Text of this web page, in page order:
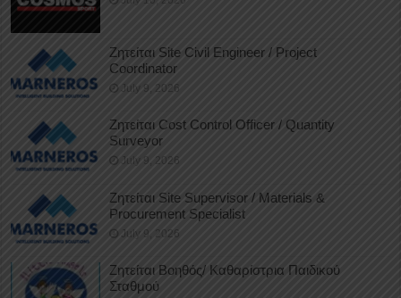
Ζητείται Site Civil Engineer / Project
Coordinator
July 9, 2026
Ζητείται Cost Control Officer / Quantity
Surveyor
July 9, 2026
Ζητείται Site Supervisor / Materials &
Procurement Specialist
July 9, 2026
Ζητείται Βοηθός/ Καθαρίστρια Παιδικού
Σταθμού